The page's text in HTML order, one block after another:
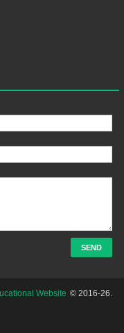
Website © 2016-26.